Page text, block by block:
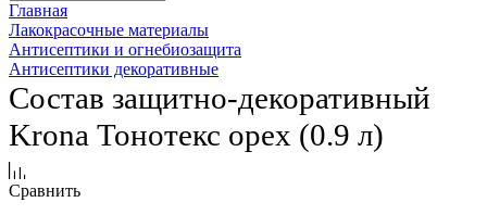
Главная
Лакокрасочные материалы
Антисептики и огнебиозащита
Антисептики декоративные
Состав защитно-декоративный
Krona Тонотекс орех (0.9 л)
Сравнить